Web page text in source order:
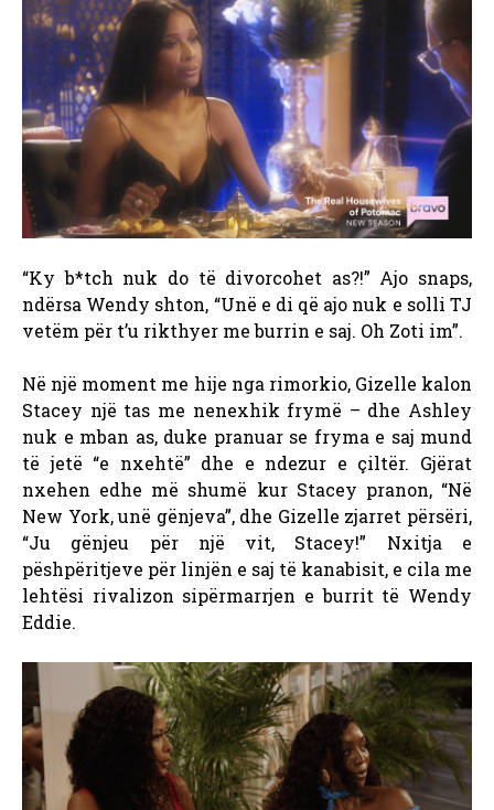
“Ky b*tch nuk do të divorcohet as?!” Ajo snaps,
ndërsa Wendy shton, “Unë e di që ajo nuk e solli TJ
vetëm për t’u rikthyer me burrin e saj. Oh Zoti im”.
Në një moment me hije nga rimorkio, Gizelle kalon
Stacey një tas me nenexhik frymë – dhe Ashley
nuk e mban as, duke pranuar se fryma e saj mund
të jetë “e nxehtë” dhe e ndezur e çiltër. Gjërat
nxehen edhe më shumë kur Stacey pranon, “Në
New York, unë gënjeva”, dhe Gizelle zjarret përsëri,
“Ju gënjeu për një vit, Stacey!” Nxitja e
pëshpëritjeve për linjën e saj të kanabisit, e cila me
lehtësi rivalizon sipërmarrjen e burrit të Wendy
Eddie.